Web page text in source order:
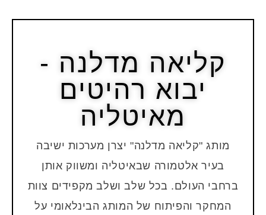
MADDALENA
ייבוא ריהוט איטלקי איכותי
קליאה מדלנה -
יבוא רהיטים
מאיטליה
מותג "קליאה מדלנה" יצרן מערכות ישיבה
בעיר אלטמורה שבאיטליה ומשווק אותן
ברחבי העולם. בכל שלב ושלב מקפידים צוות
המחקר והפיתוח של המותג הבינלאומי על